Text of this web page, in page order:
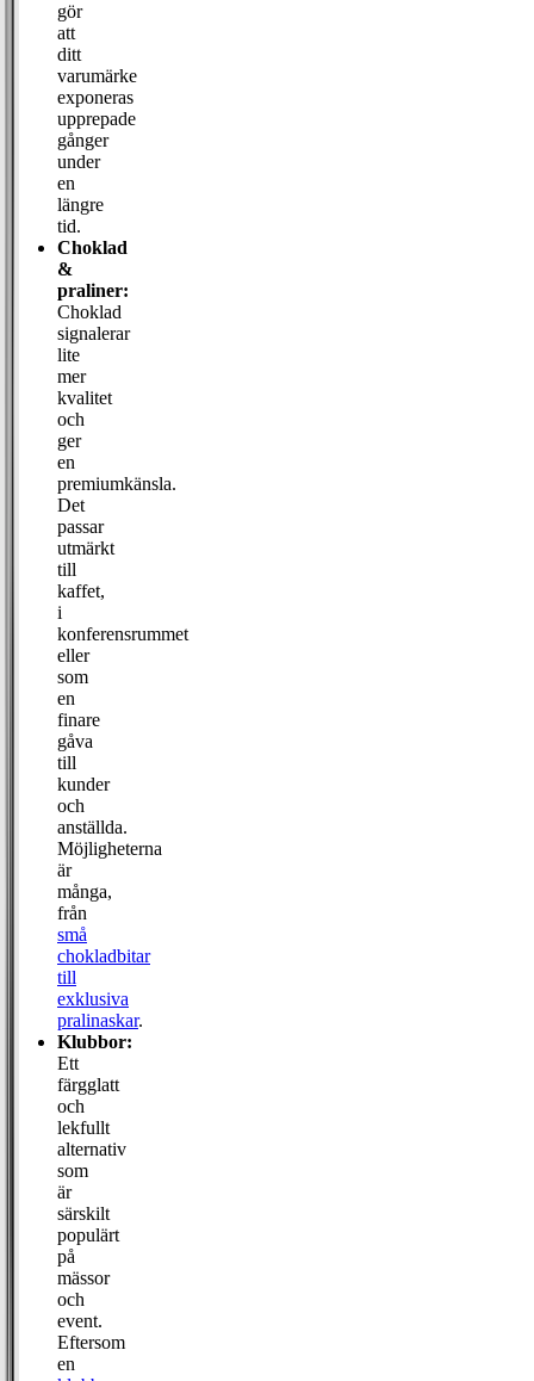
gör
att
ditt
varumärke
exponeras
upprepade
gånger
under
en
längre
tid.
Choklad
&
praliner:
Choklad
signalerar
lite
mer
kvalitet
och
ger
en
premiumkänsla.
Det
passar
utmärkt
till
kaffet,
i
konferensrummet
eller
som
en
finare
gåva
till
kunder
och
anställda.
Möjligheterna
är
många,
från
små
chokladbitar
till
exklusiva
pralinaskar.
Klubbor:
Ett
färgglatt
och
lekfullt
alternativ
som
är
särskilt
populärt
på
mässor
och
event.
Eftersom
en